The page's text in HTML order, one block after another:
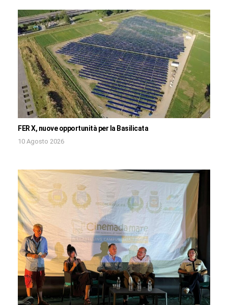
FER X, nuove opportunità per la Basilicata
10 Agosto 2026